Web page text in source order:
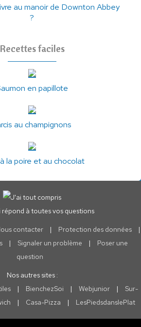
au manoir de Downton Abbey
?
Recettes faciles
en papillote
au champignons
la poire et au chocolat
répond à toutes vos questions
contacter | Protection des données
|
| Signaler un problème |
Poser une
question
Nos autres sites :
| BienchezSoi | Webjunior |
Sur-
| Casa-Pizza | LesPiedsdanslePlat